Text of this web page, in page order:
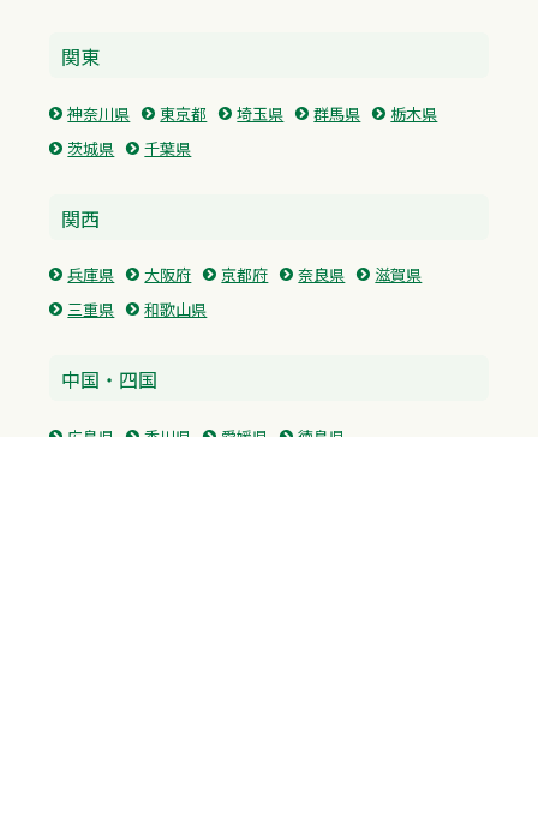
関東
神奈川県 東京都 埼玉県 群馬県
栃木県
茨城県
千葉県
関西
兵庫県 大阪府 京都府 奈良県
滋賀県
三重県
和歌山県
中国・四国
広島県 香川県 愛媛県 徳島県